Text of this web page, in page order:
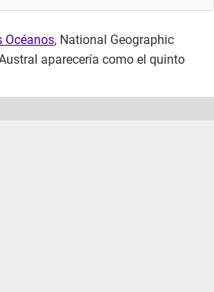
Océanos, National Geographic
aparecería como el quinto